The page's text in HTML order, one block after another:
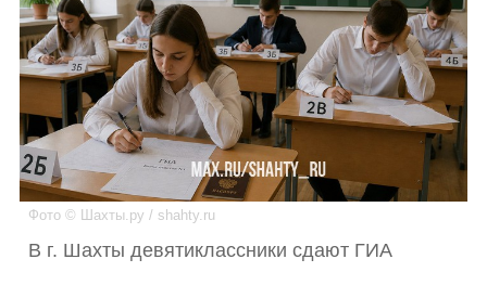
Каталог
Инфо
Фото © Шахты.ру / shahty.ru
В г. Шахты девятиклассники сдают ГИА